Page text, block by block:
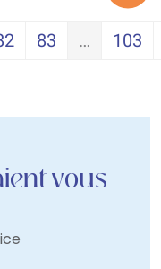
83 … 103
vous